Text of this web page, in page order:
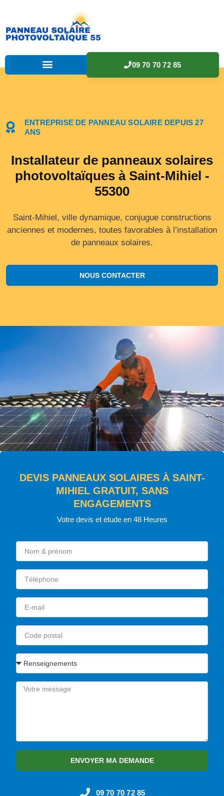
09 70 70 72 85
ENTREPRISE DE PANNEAU SOLAIRE DEPUIS 27
ANS
Installateur de panneaux solaires
photovoltaïques à Saint-Mihiel -
55300
Saint-Mihiel, ville dynamique, conjugue constructions
anciennes et modernes, toutes favorables à l’installation
de panneaux solaires.
NOUS CONTACTER
DEVIS PANNEAUX SOLAIRES À SAINT-
MIHIEL GRATUIT, SANS
ENGAGEMENTS
Votre devis et étude en 48 Heures
ENVOYER MA DEMANDE
09 70 70 72 85